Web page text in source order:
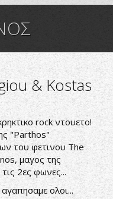
& Kostas
rock ντουετο!
"Parthos"
του φετινου The
, μαγος της
2ες φωνες...
ολοι...